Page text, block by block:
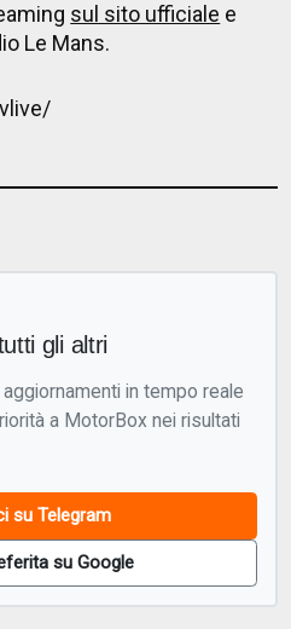
sul sito ufficiale e
Le Mans.
gli altri
in tempo reale
a MotorBox nei risultati
su Telegram
su Google